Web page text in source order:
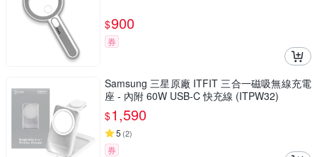
$900
券
Samsung 三星原廠 ITFIT 三合一磁吸無線充電
座 - 內附 60W USB-C 快充線 (ITPW32)
$1,590
5 (2)
券